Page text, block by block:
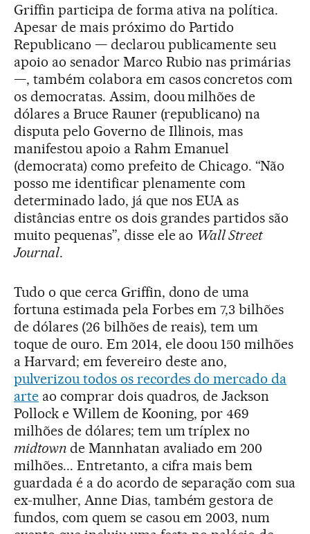
Griffin participa de forma ativa na política.
Apesar de mais próximo do Partido
Republicano — declarou publicamente seu
apoio ao senador Marco Rubio nas primárias
—, também colabora em casos concretos com
os democratas. Assim, doou milhões de
dólares a Bruce Rauner (republicano) na
disputa pelo Governo de Illinois, mas
manifestou apoio a Rahm Emanuel
(democrata) como prefeito de Chicago. “Não
posso me identificar plenamente com
determinado lado, já que nos EUA as
distâncias entre os dois grandes partidos são
muito pequenas”, disse ele ao Wall Street
Journal.
Tudo o que cerca Griffin, dono de uma
fortuna estimada pela Forbes em 7,3 bilhões
de dólares (26 bilhões de reais), tem um
toque de ouro. Em 2014, ele doou 150 milhões
a Harvard; em fevereiro deste ano,
pulverizou todos os recordes do mercado da
arteao comprar dois quadros, de Jackson
Pollock e Willem de Kooning, por 469
milhões de dólares; tem um tríplex no
midtownde Mannhatan avaliado em 200
milhões... Entretanto, a cifra mais bem
guardada é a do acordo de separação com sua
ex-mulher, Anne Dias, também gestora de
fundos, com quem se casou em 2003, num